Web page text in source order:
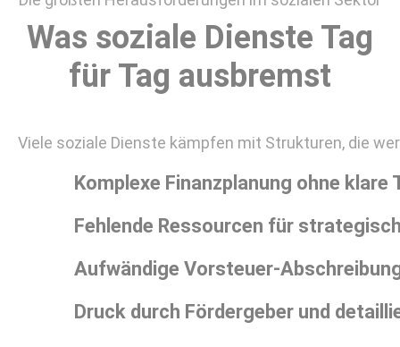
Was soziale Dienste Tag
für Tag ausbremst
Viele soziale Dienste kämpfen mit Strukturen, die
Komplexe Finanzplanung ohne klare
Fehlende Ressourcen für
Aufwändige Vorsteuer-
Druck durch Fördergeber und